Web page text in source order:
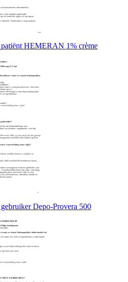
HEMERAN 1% crème
Depo-Provera 500